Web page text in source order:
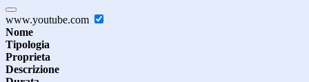
www.youtube.com
Nome
Tipologia
Proprieta
Descrizione